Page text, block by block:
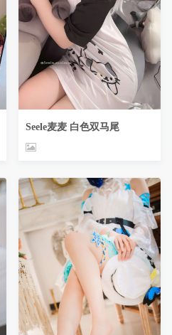
Seele麦麦 白色双马尾